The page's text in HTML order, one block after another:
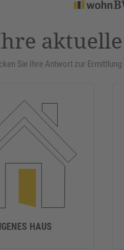
Sie Ihre Antwort zur
HAUS